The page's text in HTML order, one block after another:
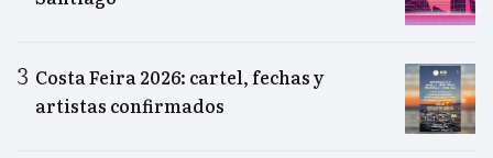
Costa Feira 2026: cartel, fechas y
artistas confirmados